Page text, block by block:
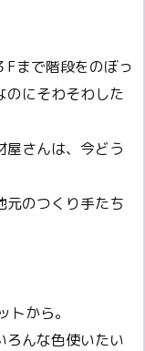
Fまで階段をのぼっ
のにそわそわした
屋さんは、今どう
元のつくり手たち
から。
ろんな色使いたい